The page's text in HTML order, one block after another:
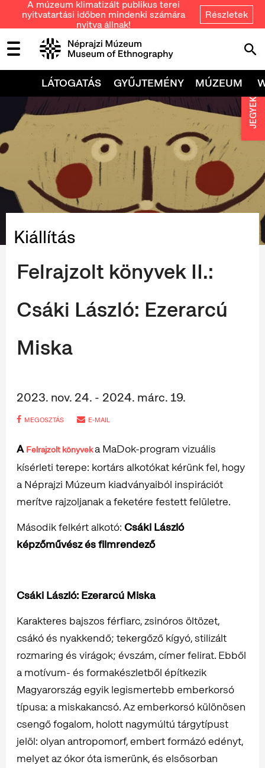
A múzeum klimatizált publikus terei
nyitvatartási időben mindenki számára
nyitva állnak!
Részletek
LÁTOGATÁS GYŰJTEMÉNY MÚZEUM
Kiállítás
Felrajzolt könyvek II.:
Csáki László: Ezerarcú
Miska
2023. nov. 24. - 2024. márc. 19.
MEGOSZTÁS E-MAIL
A Felrajzolt könyveka MaDok-program vizuális
kísérleti terepe: kortárs alkotókat kérünk fel, hogy
a Néprajzi Múzeum kiadványaiból inspirációt
merítve rajzoljanak a feketére festett felületre.
Második felkért alkotó: Csáki László
képzőművész és filmrendező
Csáki László: Ezerarcú Miska
Karakteres bajszos férfiarc, zsinóros öltözet,
csákó és nyakkendő; tekergőző kígyó, stilizált
rozmaring és virágok; évszám, címer felirat. Ebből
a motívum- és formakészletből építkezik
Magyarország egyik legismertebb emberkorsó
típusa: a miskakancsó. Az emberkorsó különösen
csengő fogalom, holott nagymúltú tárgytípust
jelöl: olyan antropomorf, embert formázó edényt,
melyet az ókor óta ismerünk, és elsősorban
JEGYEK